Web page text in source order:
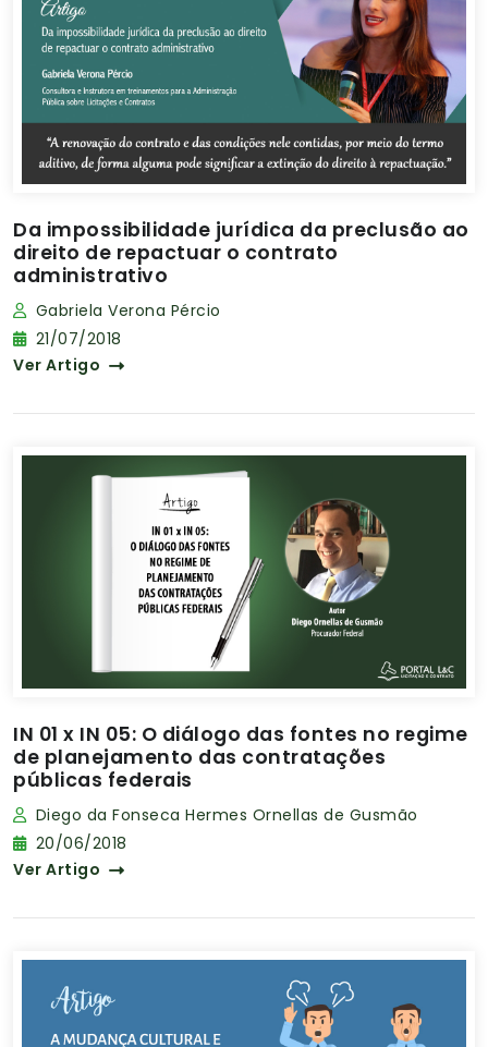
Da impossibilidade jurídica da preclusão ao
direito de repactuar o contrato
administrativo
Gabriela Verona Pércio
21/07/2018
Ver Artigo
IN 01 x IN 05: O diálogo das fontes no regime
de planejamento das contratações
públicas federais
Diego da Fonseca Hermes Ornellas de Gusmão
20/06/2018
Ver Artigo